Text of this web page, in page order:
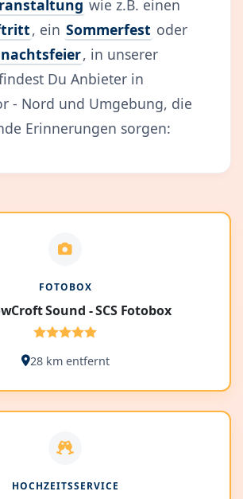
wie z.B. einen
, ein Sommerfest oder
, in unserer
Du Anbieter in
- Nord und Umgebung, die
Erinnerungen sorgen:
FOTOBOX
Sound - SCS Fotobox
28 km entfernt
HOCHZEITSSERVICE